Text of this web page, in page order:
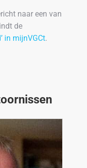
naar een van
de
in mijnVGCt.